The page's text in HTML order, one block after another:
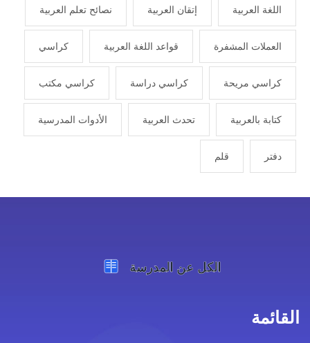
اللغة العربية إتقان العربية نصائح تعلم العربية
العملات المشفرة قواعد اللغة العربية كراسي
كراسي مريحة كراسي دراسة كراسي مكتب
كتابة بالعربية تحدث العربية الأدوات المدرسية
دفتر قلم
القائمة